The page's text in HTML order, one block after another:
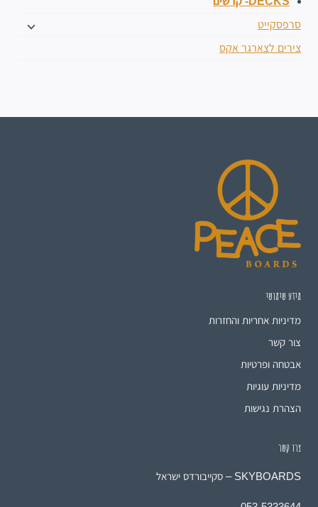
סרפסקייט
צירים לצארגר אקס
מידע שימושי
מדיניות אחריות והחזרות
צור קשר
אבטחה ופרטיות
מדיניות עוגיות
הצהרת נגישות
צרו קשר
SKYBOARDS – סקייבורדס ישראל